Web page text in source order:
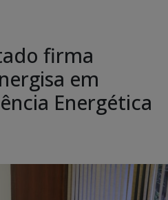
firma
em
Energética